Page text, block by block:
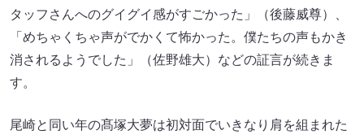
タッフさんへのグイグイ感がすごかった」（後藤威尊）、
「めちゃくちゃ声がでかくて怖かった。僕たちの声もかき
消されるようでした」（佐野雄大）などの証言が続きま
す。
尾崎と同い年の髙塚大夢は初対面でいきなり肩を組まれた